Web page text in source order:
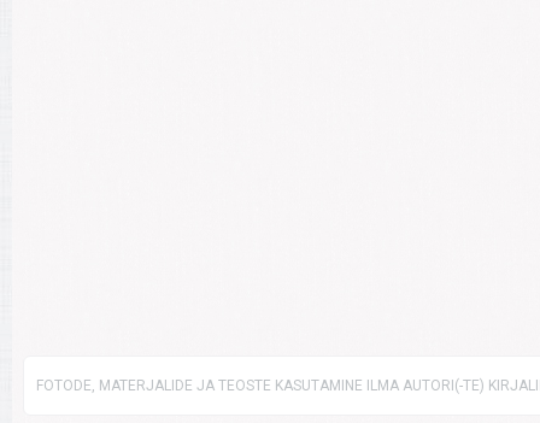
FOTODE, MATERJALIDE JA TEOSTE KASUTAMINE ILMA AUTORI(-TE)